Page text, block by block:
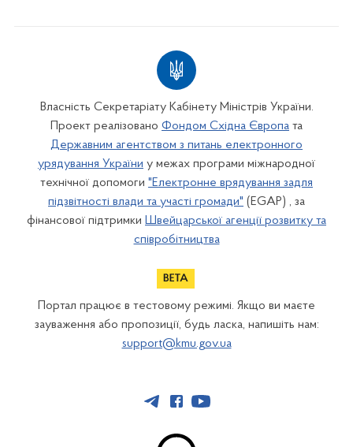
Власність Секретаріату Кабінету Міністрів України.
Проект реалізовано Фондом Східна Європа та
Державним агентством з питань електронного
урядування України у межах програми міжнародної
технічної допомоги "Електронне врядування задля
підзвітності влади та участі громади" (EGAP) , за
фінансової підтримки Швейцарської агенції розвитку та
співробітництва
Портал працює в тестовому режимі. Якщо ви маєте
зауваження або пропозиції, будь ласка, напишіть нам:
support@kmu.gov.ua